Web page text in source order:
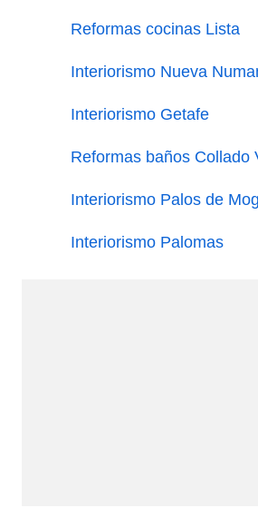
Reformas cocinas Lista
Interiorismo Nueva
Interiorismo Getafe
Reformas baños Collado
Interiorismo Palos de
Interiorismo Palomas